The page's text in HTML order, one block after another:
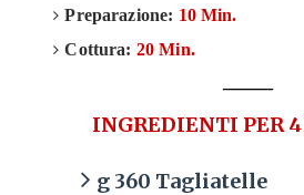
Preparazione: 10 Min.
Cottura: 20 Min.
INGREDIENTI PER 4
g 360 Tagliatelle